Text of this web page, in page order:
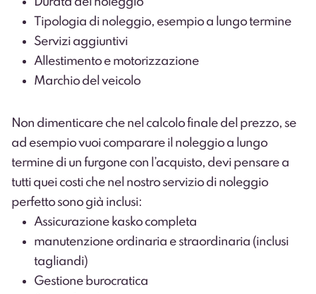
Tipologia di noleggio, esempio a lungo termine
Servizi aggiuntivi
Allestimento e motorizzazione
Marchio del veicolo
Non dimenticare che nel calcolo finale del prezzo, se
ad esempio vuoi comparare il noleggio a lungo
termine di un furgone con l’acquisto, devi pensare a
tutti quei costi che nel nostro servizio di noleggio
perfettosono già inclusi:
Assicurazione kasko completa
manutenzione ordinaria e straordinaria (inclusi
tagliandi)
Gestione burocratica